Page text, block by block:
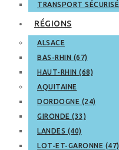
TRANSPORT SÉCURISÉ
RÉGIONS
ALSACE
BAS-RHIN (67)
HAUT-RHIN (68)
AQUITAINE
DORDOGNE (24)
GIRONDE (33)
LANDES (40)
LOT-ET-GARONNE (47)